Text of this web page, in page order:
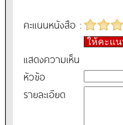
คะแนนหนังสือ :
ให้คะแ
แสดงความเห็น
หัวข้อ
รายละเอียด